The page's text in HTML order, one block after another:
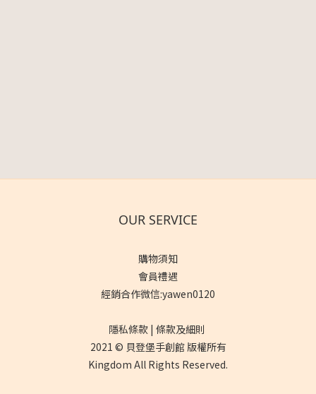
OUR SERVICE
購物須知
會員禮遇
經銷合作微信:yawen0120
隱私條款 | 條款及細則
2021 © 貝登堡手創館 版權所有
Kingdom All Rights Reserved.